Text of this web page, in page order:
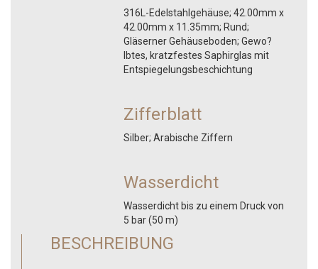
316L-Edelstahlgehäuse; 42.00mm x
42.00mm x 11.35mm; Rund;
Gläserner Gehäuseboden; Gewo?
lbtes, kratzfestes Saphirglas mit
Entspiegelungsbeschichtung
Zifferblatt
Silber; Arabische Ziffern
Wasserdicht
Wasserdicht bis zu einem Druck von
5 bar (50 m)
BESCHREIBUNG